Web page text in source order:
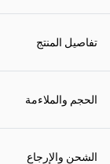
تفاصيل المنتج
الحجم والملاءمة
الشحن والإرجاع